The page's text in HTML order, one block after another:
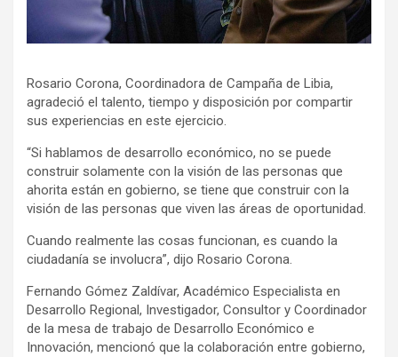
Rosario Corona, Coordinadora de Campaña de Libia,
agradeció el talento, tiempo y disposición por compartir
sus experiencias en este ejercicio.
“Si hablamos de desarrollo económico, no se puede
construir solamente con la visión de las personas que
ahorita están en gobierno, se tiene que construir con la
visión de las personas que viven las áreas de oportunidad.
Cuando realmente las cosas funcionan, es cuando la
ciudadanía se involucra”, dijo Rosario Corona.
Fernando Gómez Zaldívar, Académico Especialista en
Desarrollo Regional, Investigador, Consultor y Coordinador
de la mesa de trabajo de Desarrollo Económico e
Innovación, mencionó que la colaboración entre gobierno,